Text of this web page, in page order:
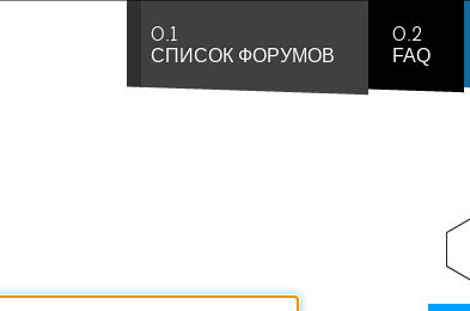
0.1
СПИСОК ФОРУМОВ
0.2
FAQ